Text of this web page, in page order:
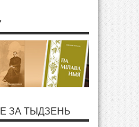
ЗА ТЫДЗЕНЬ